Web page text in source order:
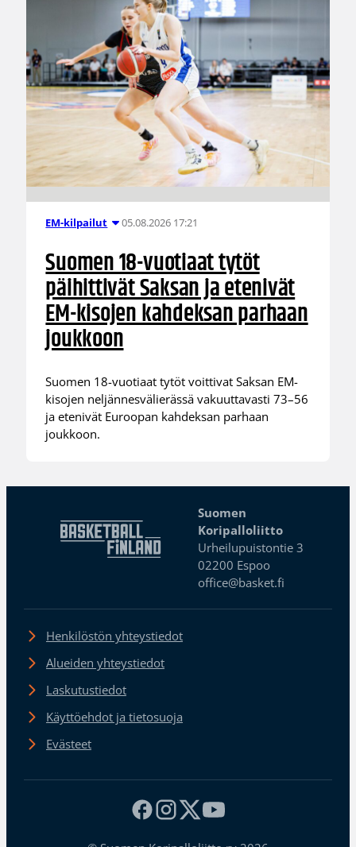
EM-kilpailut 05.08.2026 17:21
Suomen 18-vuotiaat tytöt
päihittivät Saksan ja etenivät
EM-kisojen kahdeksan parhaan
joukkoon
Suomen 18-vuotiaat tytöt voittivat Saksan EM-
kisojen neljännesvälierässä vakuuttavasti 73–56
ja etenivät Euroopan kahdeksan parhaan
joukkoon.
Suomen
Koripalloliitto
Urheilupuistontie 3
02200 Espoo
office@basket.fi
Henkilöstön yhteystiedot
Alueiden yhteystiedot
Laskutustiedot
Käyttöehdot ja tietosuoja
Evästeet